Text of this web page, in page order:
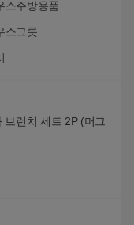
스주방용품
스그릇
브런치 세트 2P (머그